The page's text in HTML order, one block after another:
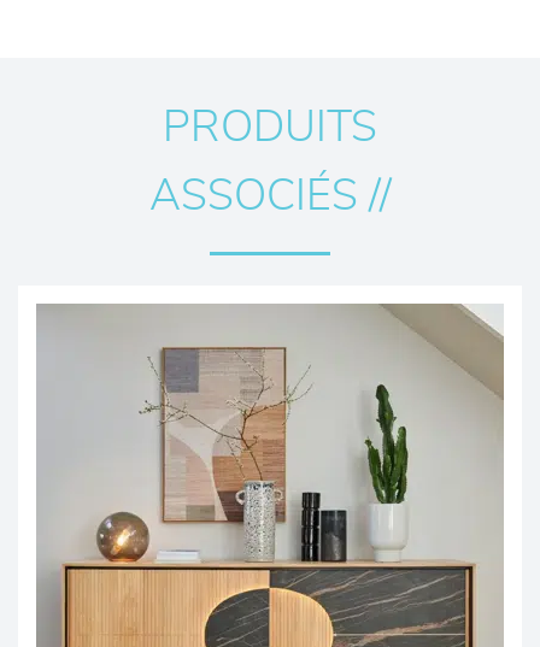
PRODUITS
ASSOCIÉS //